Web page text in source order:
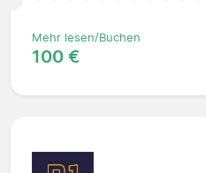
Mehr lesen/Buchen
100 €